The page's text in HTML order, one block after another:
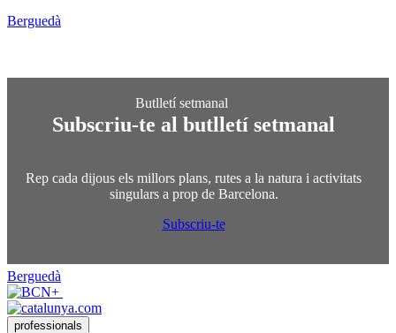
Berguedà
Subscriu-te al butlletí setmanal
Rep cada dijous els millors plans, rutes a la natura i activitats
singulars a prop de Barcelona.
Subscriu-te
Berguedà
professionals